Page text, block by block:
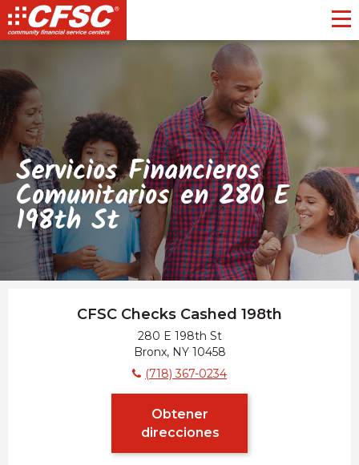
Servicios Financieros
Comunitarios en 280 E
198th St
CFSC Checks Cashed 198th
280 E 198th St
Bronx, NY 10458
(718) 367-0234
Obtener
direcciones